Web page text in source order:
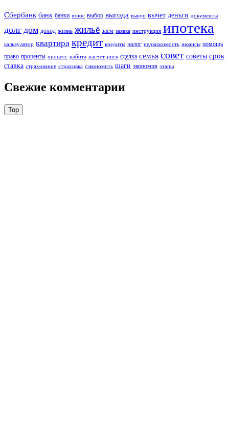
Сбербанк банк банки взнос выбор выгода выкуп вычет деньги документы
долг дом доход жизнь жильё заем заявка инструкция ипотека
калькулятор квартира кредит кредиты налог недвижимость нюансы помощь
право проценты процесс работа расчет риск сделка семья совет советы срок
ставка страхование страховка сэкономить шаги экономия этапы
Свежие комментарии
Top